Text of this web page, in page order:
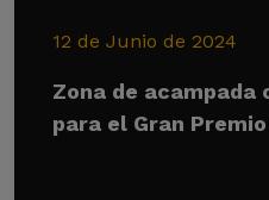
12 de Junio de 2024
Zona de
para el Gran